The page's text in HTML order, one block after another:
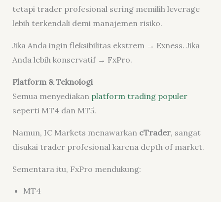
tetapi trader profesional sering memilih leverage
lebih terkendali demi manajemen risiko.
Jika Anda ingin fleksibilitas ekstrem → Exness. Jika
Anda lebih konservatif → FxPro.
Platform & Teknologi
Semua menyediakan platform trading populer
seperti MT4 dan MT5.
Namun, IC Markets menawarkan cTrader, sangat
disukai trader profesional karena depth of market.
Sementara itu, FxPro mendukung:
MT4